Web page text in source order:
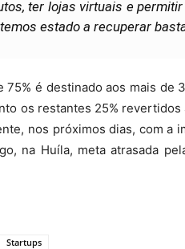
ter lojas virtuais e
estado a recuperar
75% é destinado aos mais
os restantes 25%
nos próximos dias, com a
na Huíla, meta atrasada
Startups